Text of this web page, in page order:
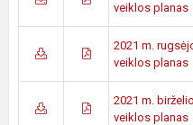
veiklos planas
2021 m.
veiklos planas
2021 m.
veiklos planas